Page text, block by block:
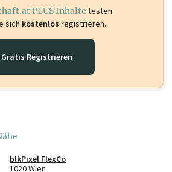
PLUS Inhalte testen
sich kostenlos registrieren.
Gratis Registrieren
blkPixel FlexCo
1020 Wien